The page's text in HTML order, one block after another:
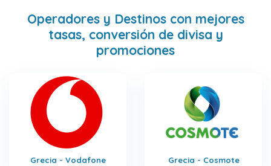
Operadores y Destinos con mejores
tasas, conversión de divisa y
promociones
Grecia - Vodafone Grecia - Cosmote